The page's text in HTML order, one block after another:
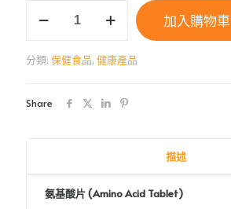
片
TABLET
毒，
加入購物車
分類: 保健食品, 健康產品
Share
描述
氨基酸片 (Amino Acid Tablet)